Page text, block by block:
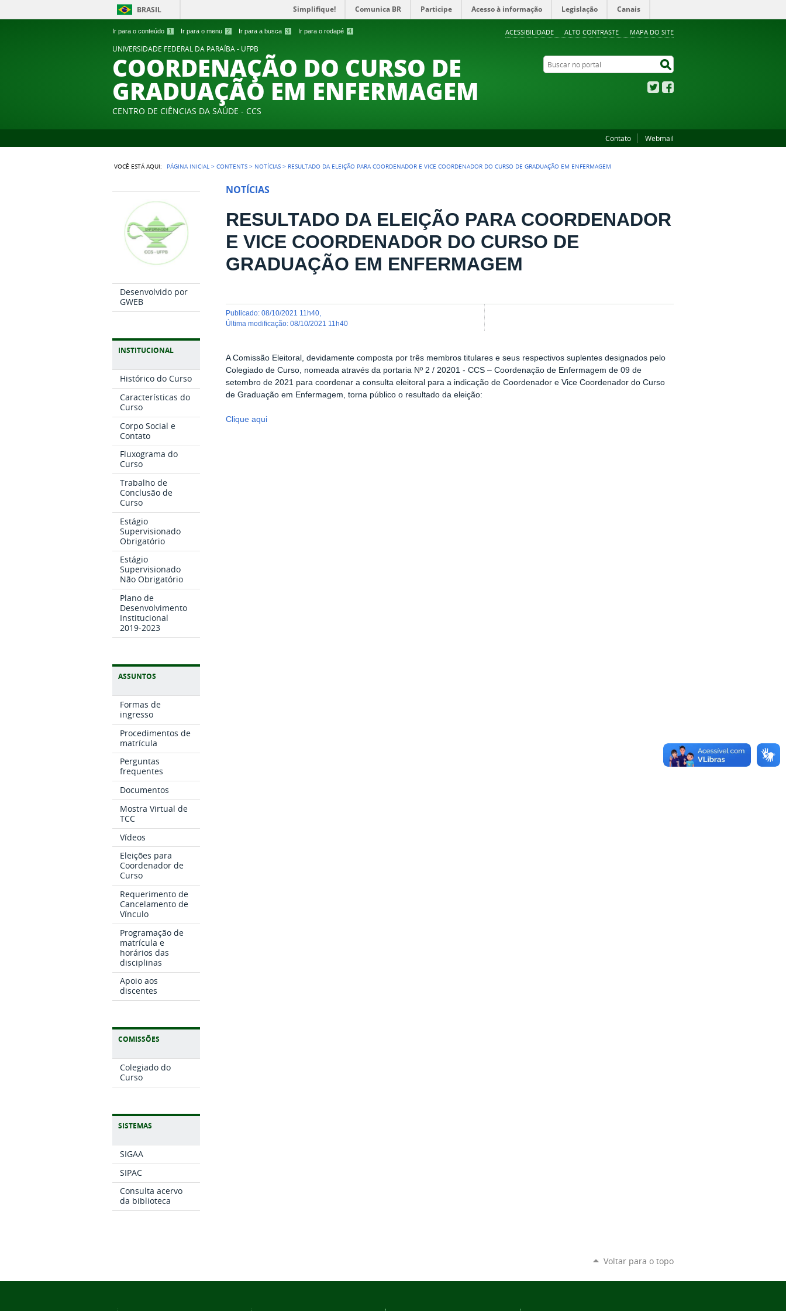
Ir para o conteúdo 1 Ir para o menu 2 Ir para a busca 3 Ir para o rodapé 4 ACESSIBILIDADE ALTO CONTRASTE MAPA DO SITE
BRASIL Simplifique! Comunica BR Participe Acesso à informação Legislação Canais
UNIVERSIDADE FEDERAL DA PARAÍBA - UFPB
COORDENAÇÃO DO CURSO DE
GRADUAÇÃO EM ENFERMAGEM
CENTRO DE CIÊNCIAS DA SAÚDE - CCS
Buscar no portal
Twitter
Contato Webmail
VOCÊ ESTÁ AQUI: PÁGINA INICIAL >CONTENTS > NOTÍCIAS > RESULTADO DA ELEIÇÃO PARA COORDENADOR E VICE COORDENADOR DO CURSO DE GRADUAÇÃO EM ENFERMAGEM
Desenvolvido por
GWEB
INSTITUCIONAL
Histórico do Curso
Características do
Curso
Corpo Social e
Contato
Fluxograma do
Curso
Trabalho de
Conclusão de
Curso
Estágio
Supervisionado
Obrigatório
Estágio
Supervisionado
Não Obrigatório
Plano de
Desenvolvimento
Institucional
2019-2023
ASSUNTOS
Formas de
ingresso
Procedimentos de
matrícula
Perguntas
frequentes
Documentos
Mostra Virtual de
TCC
Vídeos
Eleições para
Coordenador de
Curso
Requerimento de
Cancelamento de
Vínculo
Programação de
matrícula e
horários das
disciplinas
Apoio aos
discentes
COMISSÕES
Colegiado do
Curso
SISTEMAS
SIGAA
SIPAC
Consulta acervo
da biblioteca
NOTÍCIAS
RESULTADO DA ELEIÇÃO PARA COORDENADOR
E VICE COORDENADOR DO CURSO DE
GRADUAÇÃO EM ENFERMAGEM
publicado:08/10/2021 11h40
última modificação:08/10/2021 11h40
A Comissão Eleitoral, devidamente composta por três membros titulares e seus respectivos suplentes designados pelo
Colegiado de Curso, nomeada através da portaria Nº 2 / 20201 - CCS – Coordenação de Enfermagem de 09 de
setembro de 2021 para coordenar a consulta eleitoral para a indicação de Coordenador e Vice Coordenador do Curso
de Graduação em Enfermagem, torna público o resultado da eleição:
Clique aqui
Voltar para o topo